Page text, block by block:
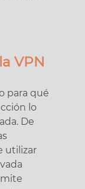
VPN
para qué
lo
De
utilizar